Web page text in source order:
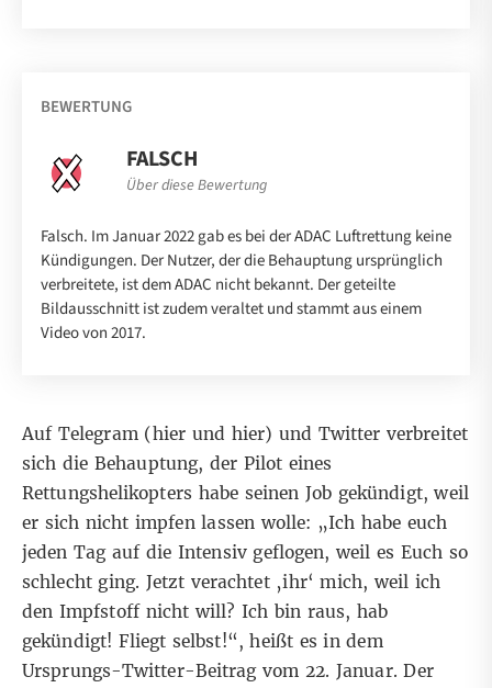
BEWERTUNG
FALSCH
Über diese Bewertung
Falsch. Im Januar 2022 gab es bei der ADAC Luftrettung keine
Kündigungen. Der Nutzer, der die Behauptung ursprünglich
verbreitete, ist dem ADAC nicht bekannt. Der geteilte
Bildausschnitt ist zudem veraltet und stammt aus einem
Video von 2017.
Auf Telegram (hierund hier) und Twitter verbreitet
sich die Behauptung, der Pilot eines
Rettungshelikopters habe seinen Job gekündigt, weil
er sich nicht impfen lassen wolle: „Ich habe euch
jeden Tag auf die Intensiv geflogen, weil es Euch so
schlecht ging. Jetzt verachtet ‚ihr‘ mich, weil ich
den Impfstoff nicht will? Ich bin raus, hab
gekündigt! Fliegt selbst!“, heißt es in dem
Ursprungs-Twitter-Beitrag vom 22. Januar. Der